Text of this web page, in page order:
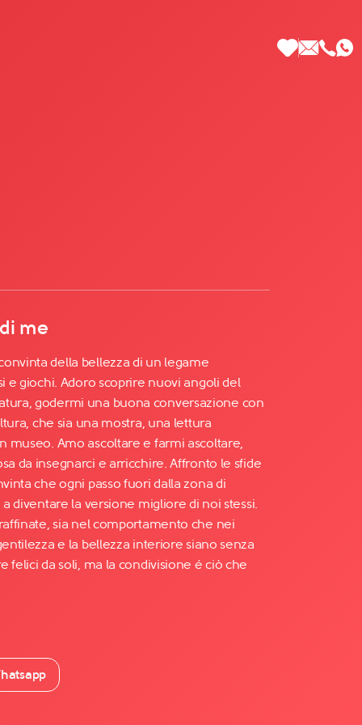
Più
me
della bellezza di un legame
e giochi. Adoro scoprire nuovi angoli del
godermi una buona conversazione con
che sia una mostra, una lettura
museo. Amo ascoltare e farmi ascoltare,
da insegnarci e arricchire. Affronto le sfide
che ogni passo fuori dalla zona di
diventare la versione migliore di noi stessi.
sia nel comportamento che nei
e la bellezza interiore siano senza
felici da soli, ma la condivisione é ciò che